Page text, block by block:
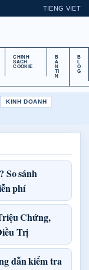
TIENG VIET
CHINH
SACH
COOKIE
B
A
N
TI
N
B
L
O
G
KINH DOANH
So sánh
phí
Chứng,
Trị
dẫn kiểm tra